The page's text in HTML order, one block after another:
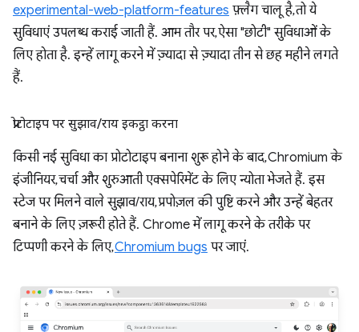
experimental-web-platform-features फ़्लैग चालू है, तो ये
सुविधाएं उपलब्ध कराई जाती हैं. आम तौर पर, ऐसा "छोटी" सुविधाओं के
लिए होता है. इन्हें लागू करने में ज़्यादा से ज़्यादा तीन से छह महीने लगते
हैं.
प्रोटोटाइप पर सुझाव/राय इकट्ठा करना
किसी नई सुविधा का प्रोटोटाइप बनाना शुरू होने के बाद, Chromium के
इंजीनियर, चर्चा और शुरुआती एक्सपेरिमेंट के लिए न्योता भेजते हैं. इस
स्टेज पर मिलने वाले सुझाव/राय, प्रपोज़ल की पुष्टि करने और उन्हें बेहतर
बनाने के लिए ज़रूरी होते हैं. Chrome में लागू करने के तरीके पर
टिप्पणी करने के लिए,Chromium bugs पर जाएं.